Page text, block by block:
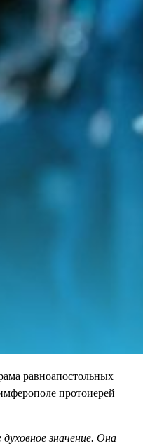
равноапостольных
протоиерей
значение. Она